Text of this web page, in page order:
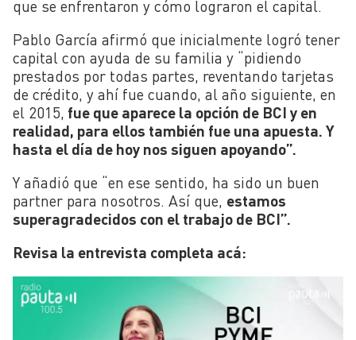
que se enfrentaron y cómo lograron el capital.
Pablo García afirmó que inicialmente logró tener
capital con ayuda de su familia y “pidiendo
prestados por todas partes, reventando tarjetas
de crédito, y ahí fue cuando, al año siguiente, en
el 2015, fue que aparece la opción de BCI y en
realidad, para ellos también fue una apuesta. Y
hasta el día de hoy nos siguen apoyando”.
Y añadió que “en ese sentido, ha sido un buen
partner para nosotros. Así que, estamos
superagradecidos con el trabajo de BCI”.
Revisa la entrevista completa acá: